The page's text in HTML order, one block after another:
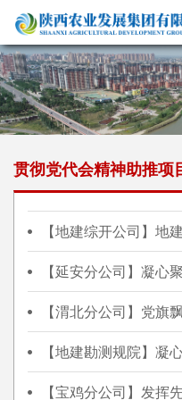
贯彻党代会精神助推项
【宝鸡分公司】发挥